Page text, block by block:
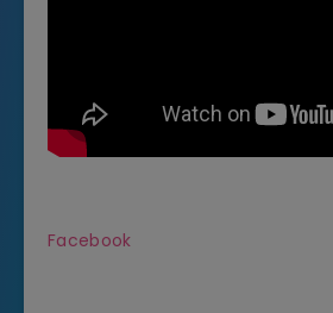
Facebook